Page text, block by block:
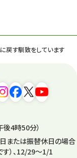
戻す馴致をしています
6
14
4時50分）
または振替休日の場合
）、12/29～1/1